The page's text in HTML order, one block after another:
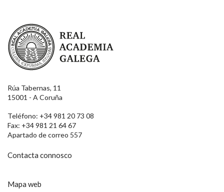
Real Academia Galega
Rúa Tabernas, 11
15001 - A Coruña
Teléfono: +34 981 20 73 08
Fax: +34 981 21 64 67
Apartado de correo 557
Contacta connosco
Mapa web